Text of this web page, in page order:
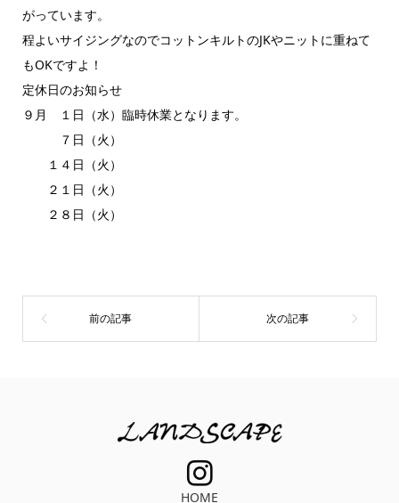
がっています。
程よいサイジングなのでコットンキルトのJKやニットに重ねて
もOKですよ！
定休日のお知らせ
９月 １日（水）臨時休業となります。
７日（火）
１４日（火）
２１日（火）
２８日（火）
HOME